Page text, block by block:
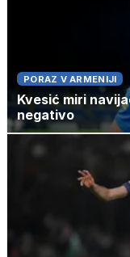
PORAZ V ARMENIJI
Kvesić miri
negativo